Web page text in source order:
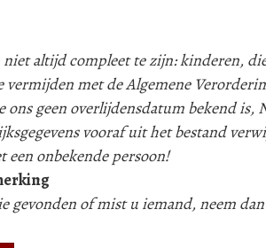
altijd compleet te zijn: kinderen,
met de Algemene
ons geen overlijdensdatum bekend
vooraf uit het bestand
onbekende persoon!
gevonden of mist u iemand, neem